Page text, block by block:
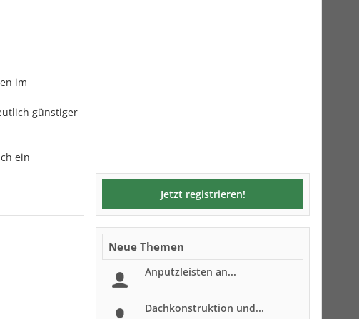
im
günstiger
ein
Jetzt registrieren!
Neue Themen
Anputzleisten an...
Dachkonstruktion und...